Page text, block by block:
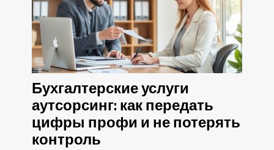
Бухгалтерские услуги
аутсорсинг: как передать
цифры профи и не потерять
контроль